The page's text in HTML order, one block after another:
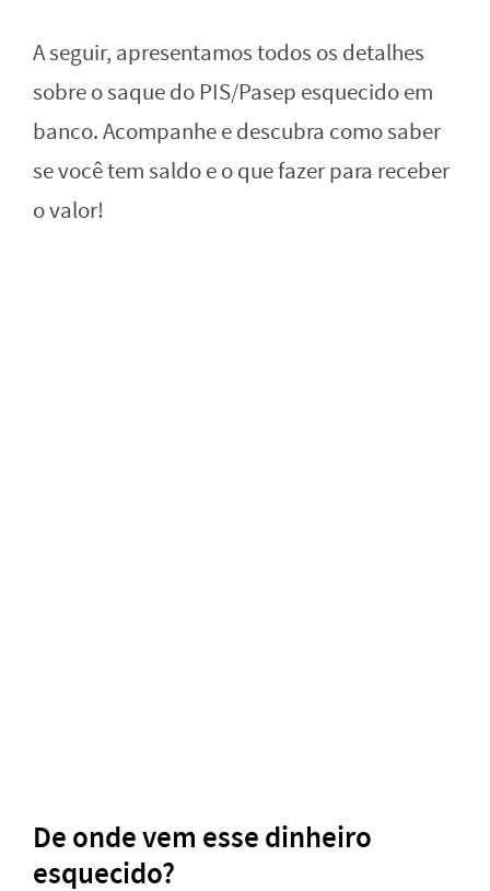
A seguir, apresentamos todos os detalhes
sobre o saque do PIS/Pasep esquecido em
banco. Acompanhe e descubra como saber
se você tem saldo e o que fazer para receber
o valor!
De onde vem esse dinheiro
esquecido?